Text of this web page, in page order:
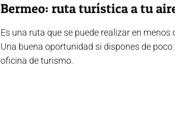
Bermeo: ruta turística a tu
Es una ruta que se puede realizar en
Una buena oportunidad si dispones de
oficina de turismo.